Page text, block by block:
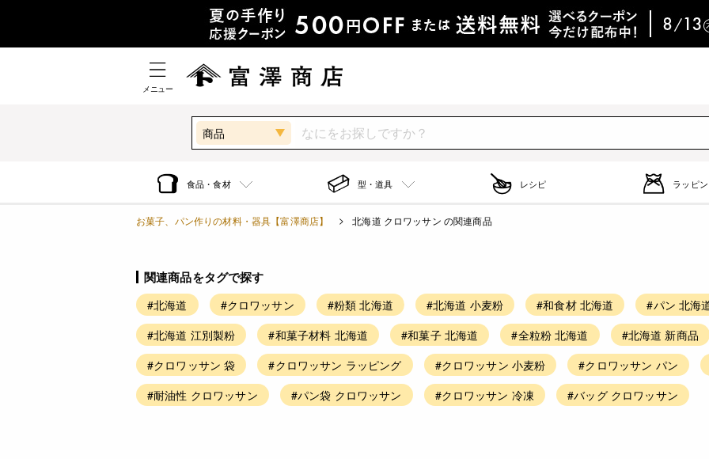
メニュー
商品
食品・食材 型・道具 レシピ ラッピ
お菓子、パン作りの材料・器具【富澤商店】 北海道 クロワッサン の関連商品
関連商品をタグで探す
#北海道 #クロワッサン #粉類 北海道 #北海道 小麦粉 #和食材 北海道
#パン 北海
#北海道 江別製粉
#和菓子材料 北海道 #和菓子 北海道 #全粒粉 北海道
#北海道 新商品
#クロワッサン 袋
#クロワッサン ラッピング #クロワッサン 小麦粉
#クロワッサン パン
#耐油性 クロワッサン
#パン袋 クロワッサン #クロワッサン 冷凍 #バッグ クロワッサン